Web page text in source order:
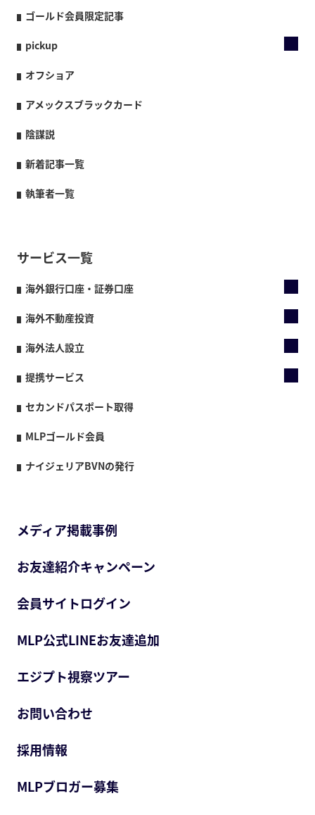
ゴールド会員限定記事
pickup
オフショア
アメックスブラックカード
陰謀説
新着記事一覧
執筆者一覧
サービス一覧
海外銀行口座・証券口座
海外不動産投資
海外法人設立
提携サービス
セカンドパスポート取得
MLPゴールド会員
ナイジェリアBVNの発行
メディア掲載事例
お友達紹介キャンペーン
会員サイトログイン
MLP公式LINEお友達追加
エジプト視察ツアー
お問い合わせ
採用情報
MLPブロガー募集